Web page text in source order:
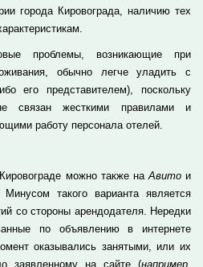
города Кировограда, наличию тех
проблемы, возникающие при
обычно легче уладить с
его представителем), поскольку
связан жесткими правилами и
работу персонала отелей.
можно также наАвитои
такого варианта является
со стороны арендодателя. Нередки
по объявлению в интернете
оказывались занятыми, или их
заявленному на сайте (например,